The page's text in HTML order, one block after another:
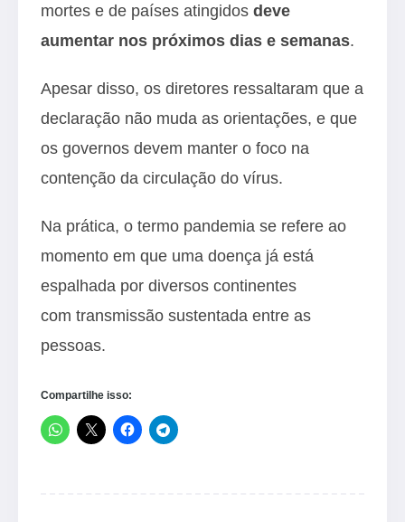
mortes e de países atingidos deve
aumentar nos próximos dias e semanas.
Apesar disso, os diretores ressaltaram que a
declaração não muda as orientações, e que
os governos devem manter o foco na
contenção da circulação do vírus.
Na prática, o termo pandemia se refere ao
momento em que uma doença já está
espalhada por diversos continentes
com transmissão sustentada entre as
pessoas.
Compartilhe isso: